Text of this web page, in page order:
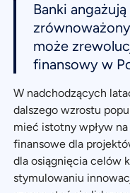
Banki
może
finansowy w
W nadchodzących
dalszego wzrostu
mieć istotny wpływ
finansowe dla
dla osiągnięcia celów
stymulowaniu